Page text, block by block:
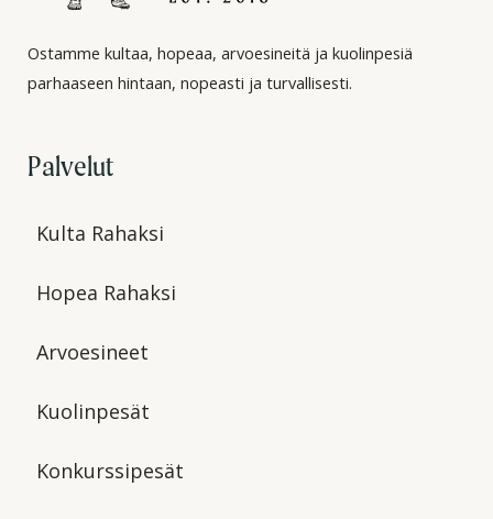
Ostamme kultaa, hopeaa, arvoesineitä ja kuolinpesiä
parhaaseen hintaan, nopeasti ja turvallisesti.
Palvelut
Kulta Rahaksi
Hopea Rahaksi
Arvoesineet
Kuolinpesät
Konkurssipesät